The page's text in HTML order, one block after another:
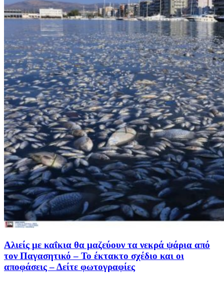
Αλιείς με καΐκια θα μαζεύουν τα νεκρά ψάρια από
τον Παγασητικό – Το έκτακτο σχέδιο και οι
αποφάσεις – Δείτε φωτογραφίες